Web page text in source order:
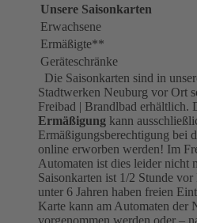
Unsere Saisonkarten
Erwachsene
Ermäßigte**
Geräteschränke
Die Saisonkarten sind in
Stadtwerken Neuburg vor Ort
Freibad | Brandlbad erhältlich.
Ermäßigung kann
Ermäßigungsberechtigung bei
online erworben werden! Im
Automaten ist dies leider nicht
Saisonkarten ist 1/2 Stunde
unter 6 Jahren haben freien
Karte kann am Automaten der
vorgenommen werden oder –